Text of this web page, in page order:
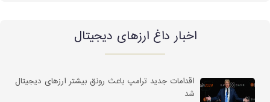
اخبار داغ ارز‌های دیجیتال
اقدامات جدید ترامپ باعث رونق بیشتر ارزهای دیجیتال
شد